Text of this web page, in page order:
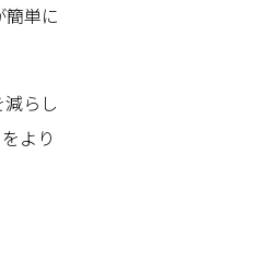
単に
らし
より